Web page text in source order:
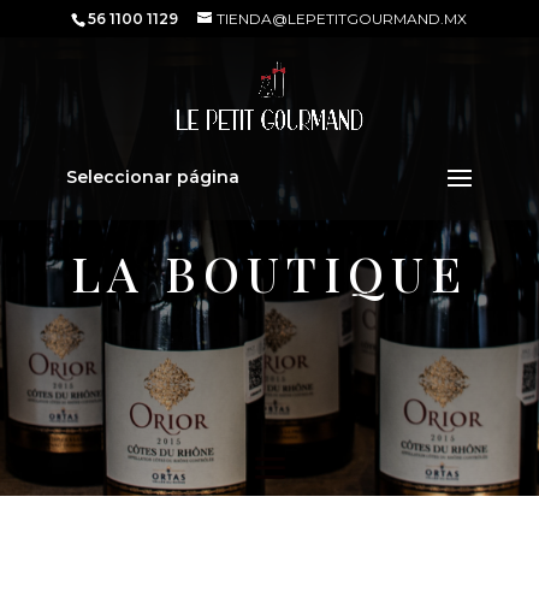
56 1100 1129 TIENDA@LEPETITGOURMAND.MX
Seleccionar página
Sold out
LA BOUTIQUE